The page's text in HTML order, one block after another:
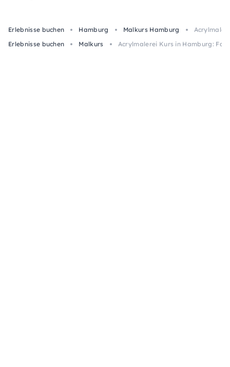
Erlebnisse buchen Hamburg Malkurs Hamburg
Erlebnisse buchen
Malkurs Acrylmalerei Kurs in Hamburg: